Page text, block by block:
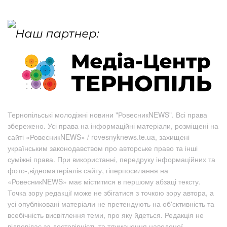
Тернопільські молодіжні новини "РовесникNEWS". Всі права
збережено. Усі права на інформаційні матеріали, розміщені на
сайті «РовесникNEWS» / rovesnyknews.te.ua, захищені
українським законодавством про авторське право та інші
суміжні права. При використанні, передруку інформаційних та
фото-,відеоматеріалів сайту, гіперпосилання на
«РовесникNEWS» має міститися в першому абзаці тексту.
Точка зору редакції може не збігатися з точкою зору автора, а
усі опубліковані матеріали не претендують на об'єктивність та
всебічність висвітлення теми, про яку йдеться. Редакція не